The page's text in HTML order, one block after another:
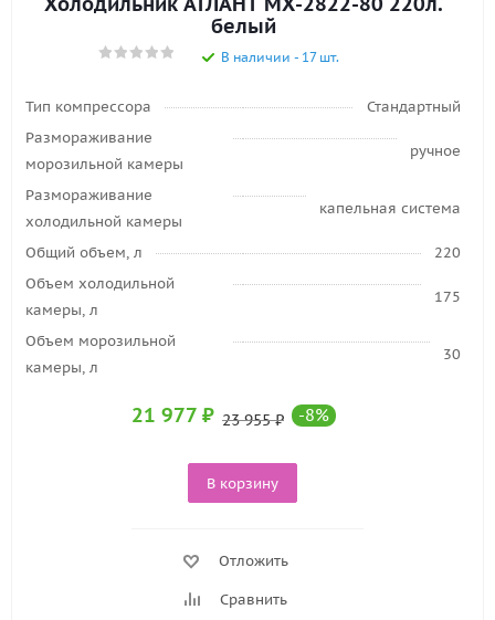
белый
В наличии - 17 шт.
Тип компрессора
Стандартный
Размораживание
морозильной камеры
ручное
Размораживание
холодильной камеры
капельная система
Общий объем, л
220
Объем холодильной
камеры, л
175
Объем морозильной
камеры, л
30
21 977 ₽ 23 955₽ -8%
В корзину
Отложить
Сравнить